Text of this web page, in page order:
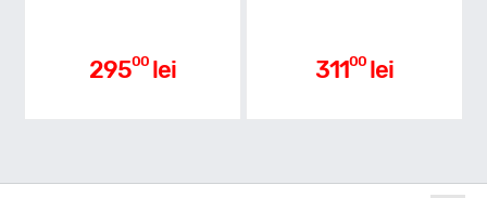
29500 lei 31100 lei